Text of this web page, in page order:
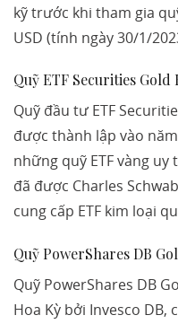
kỹ trước khi tham gia
USD (tính ngày 30/1/
Quỹ ETF Securities
Quỹ đầu tư ETF
được thành lập vào
những quỹ ETF vàng uy
đã được Charles
cung cấp ETF kim loại
Quỹ PowerShares DB
Quỹ PowerShares DB
Hoa Kỳ bởi Invesco